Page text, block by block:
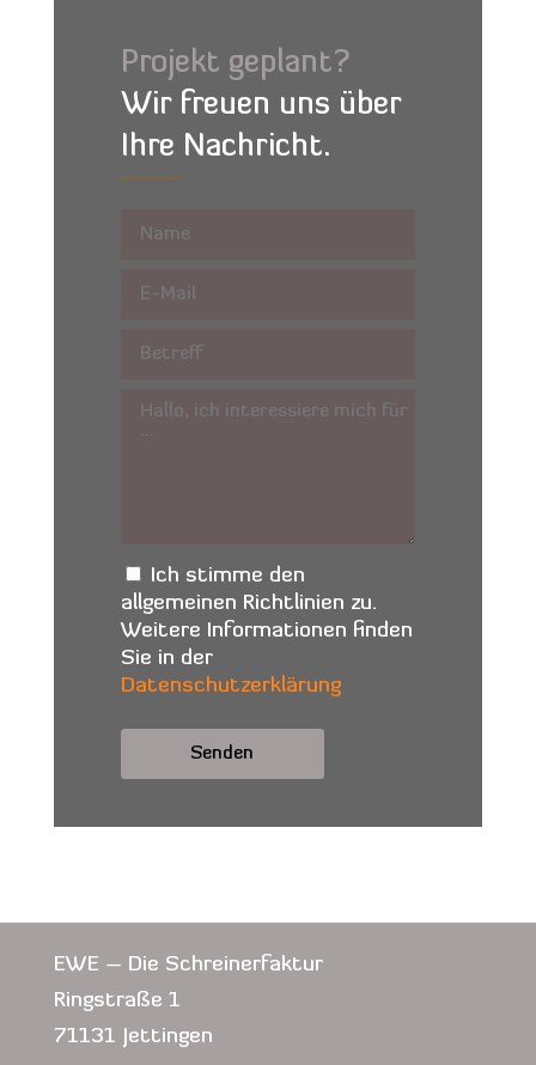
Projekt geplant?
Wir freuen uns über
Ihre Nachricht.
Ich stimme den
allgemeinen Richtlinien zu.
Weitere Informationen finden
Sie in der
Datenschutzerklärung
EWE – Die Schreinerfaktur
Ringstraße 1
71131 Jettingen